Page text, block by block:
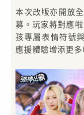
本次改版亦開放
募。玩家將對應
孩專屬表情符號
應援體驗增添更